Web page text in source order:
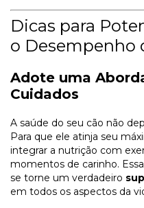
Dicas para
o Desempenho
Adote uma
Cuidados
A saúde do seu cão não
Para que ele atinja seu
integrar a nutrição com
momentos de carinho.
se torne um verdadeiro
em todos os aspectos da